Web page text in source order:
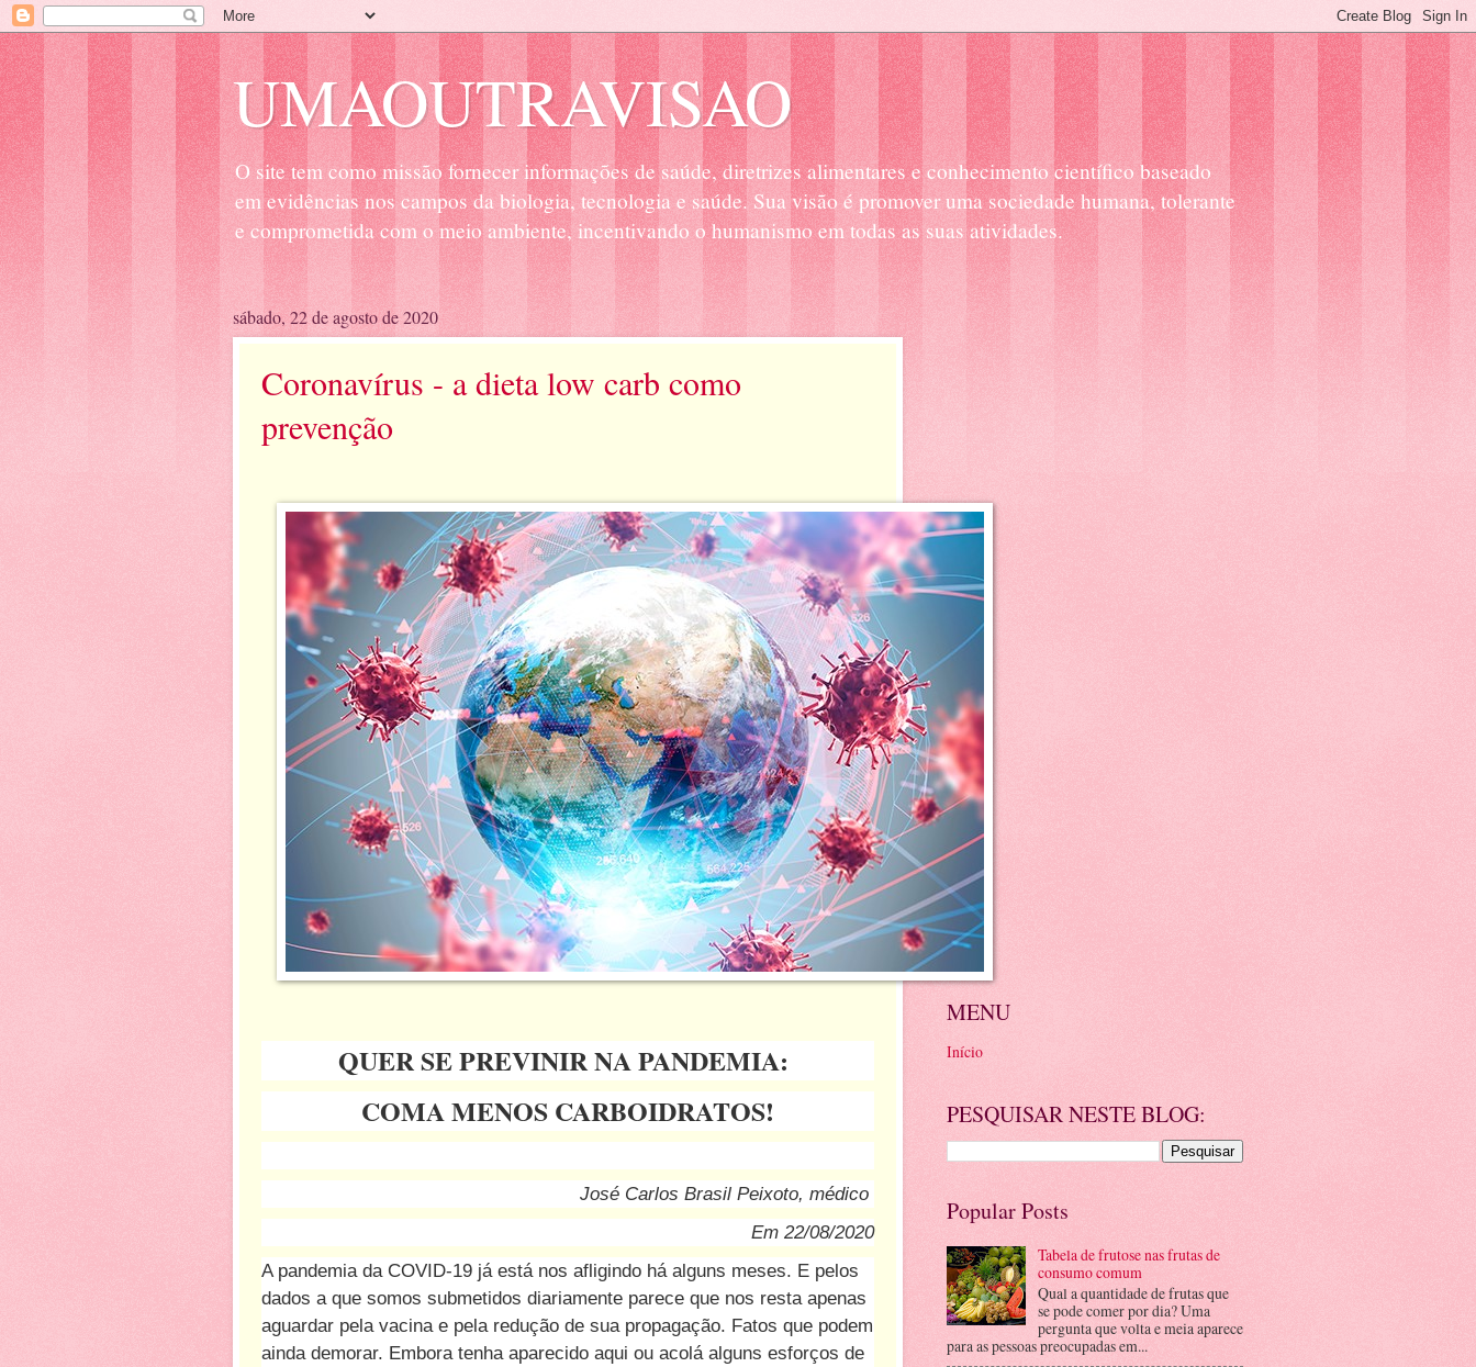
UMAOUTRAVISAO
O site tem como missão fornecer informações de saúde, diretrizes alimentares e conhecimento científico baseado
em evidências nos campos da biologia, tecnologia e saúde. Sua visão é promover uma sociedade humana, tolerante
e comprometida com o meio ambiente, incentivando o humanismo em todas as suas atividades.
sábado, 22 de agosto de 2020
Coronavírus - a dieta low carb como
prevenção
QUER SE PREVINIR NA PANDEMIA:
COMA MENOS CARBOIDRATOS!
José Carlos Brasil Peixoto, médico
Em 22/08/2020
A pandemia da COVID-19 já está nos afligindo há alguns meses. E pelos
dados a que somos submetidos diariamente parece que nos resta apenas
aguardar pela vacina e pela redução de sua propagação. Fatos que podem
ainda demorar. Embora tenha aparecido aqui ou acolá alguns esforços de
MENU
Início
PESQUISAR NESTE BLOG:
Popular Posts
Tabela de frutose nas frutas de
consumo comum
Qual a quantidade de frutas que
se pode comer por dia? Uma
pergunta que volta e meia aparece
para as pessoas preocupadas em...